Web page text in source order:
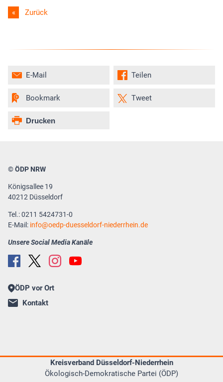
Zurück
Teilen
Tweet
E-Mail
Bookmark
Drucken
© ÖDP NRW
Königsallee 19
40212 Düsseldorf
Tel.: 0211 5424731-0
E-Mail: info oedp-duesseldorf-niederrhein.de
Unsere Social Media Kanäle
ÖDP vor Ort
Kontakt
Kreisverband Düsseldorf-Niederrhein
Ökologisch-Demokratische Partei (ÖDP)